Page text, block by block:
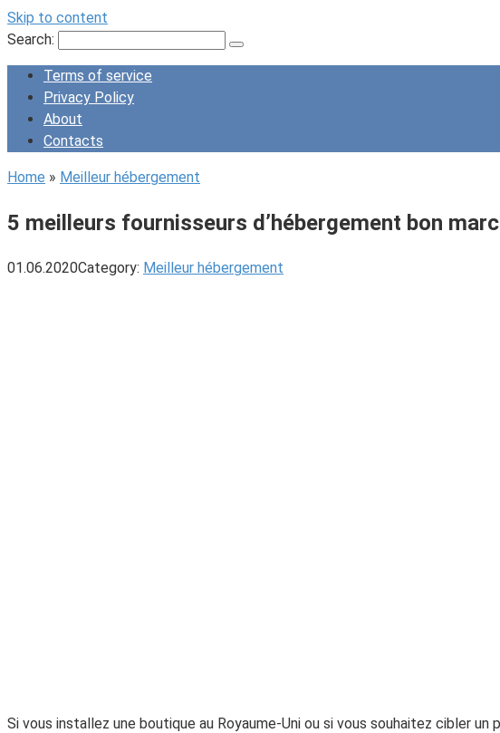
Skip to content
Search:
Terms of service
Privacy Policy
About
Contacts
Home » Meilleur hébergement
5 meilleurs fournisseurs d’hébergement bon
01.06.2020Category: Meilleur hébergement
Si vous installez une boutique au Royaume-Uni ou si vous souhaitez cibler